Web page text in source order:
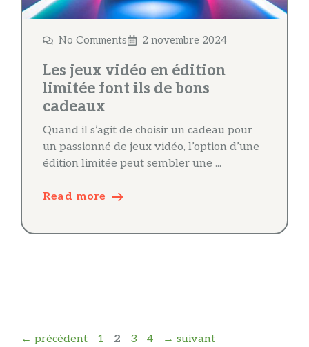
No Comments 2 novembre 2024
Les jeux vidéo en édition
limitée font ils de bons
cadeaux
Quand il s’agit de choisir un cadeau pour
un passionné de jeux vidéo, l’option d’une
édition limitée peut sembler une ...
Read more
← précédent Page
1 Page
2 Page
3 Page
4 → suivant